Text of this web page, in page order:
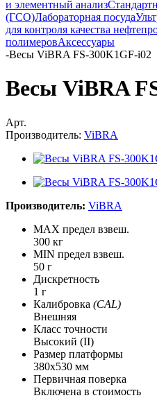
и элементный анализ
(ГСО)Лабораторная посуда
для контроля качества
полимеровАксессуары
-Весы ViBRA FS-300K1GF-i02
Весы ViBRA
Арт.
Производитель: ViBRA
Производитель: ViBRA
MAX предел взвеш.
300 кг
MIN предел взвеш.
50 г
Дискретность
1 г
Калибровка (CAL)
Внешняя
Класс точности
Высокий (II)
Размер платформы
380х530 мм
Первичная поверка
Включена в стоимость